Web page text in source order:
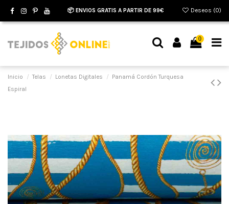
📦 ENVIOS GRATIS A PARTIR DE 99€ Deseos (0)
0
Inicio Telas Lonetas Digitales
Panamá Cordón Turquesa
Espiral